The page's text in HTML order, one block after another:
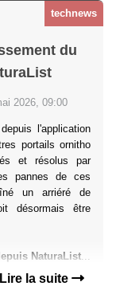
technews
du
2026, 09:00
l'application
portails ornitho
et résolus par
pannes de ces
un arriéré de
désormais être
NaturaList...
Lire la suite